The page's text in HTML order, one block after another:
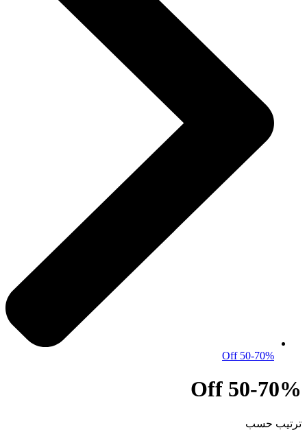
50-70% Off
50-70% Off
ترتيب حسب